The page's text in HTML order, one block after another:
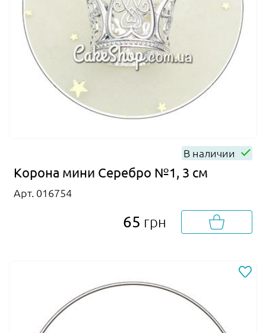
В наличии
Корона мини Серебро №1, 3 см
Арт. 016754
65 грн